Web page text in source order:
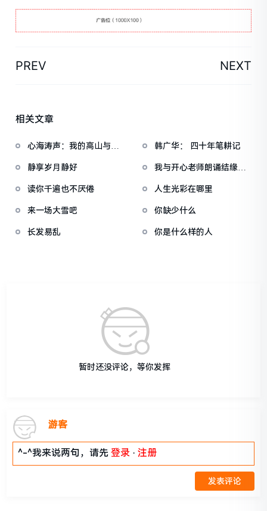
PREV NEXT
相关文章
心海涛声：我的高山与微
韩广华： 四十年笔耕记
静享岁月静好
我与开心老师朗诵结缘的
读你千遍也不厌倦
人生光彩在哪里
来一场大雪吧 你缺少什么
长发易乱 你是什么样的人
暂时还没评论，等你发挥
游客
^-^我来说两句，请先登录 · 注册
发表评论